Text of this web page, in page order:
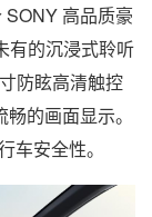
高品质豪
有的沉浸式聆听
防眩高清触控
的画面显示。
车安全性。